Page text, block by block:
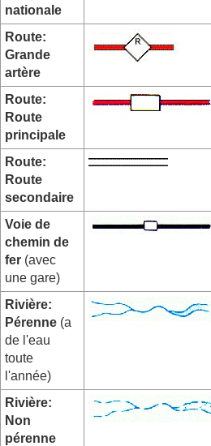
nationale
Route:
Grande
artère
Route:
Route
principale
Route:
Route
secondaire
Voie de
chemin de
fer (avec
une gare)
Rivière:
Pérenne (a
de l'eau
toute
l'année)
Rivière:
Non
pérenne